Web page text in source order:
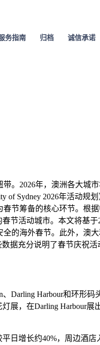
务指南 归档 诚信承诺
。2026年，澳洲各大城
of Sydney 2026年活动
节筹备的核心环节。根
节活动城市。本文将基
的海外春节。此外，澳
据充分说明了春节庆祝活
Darling Harbour和环形码
展，在Darling Harbour
日增长约40%，周边酒店